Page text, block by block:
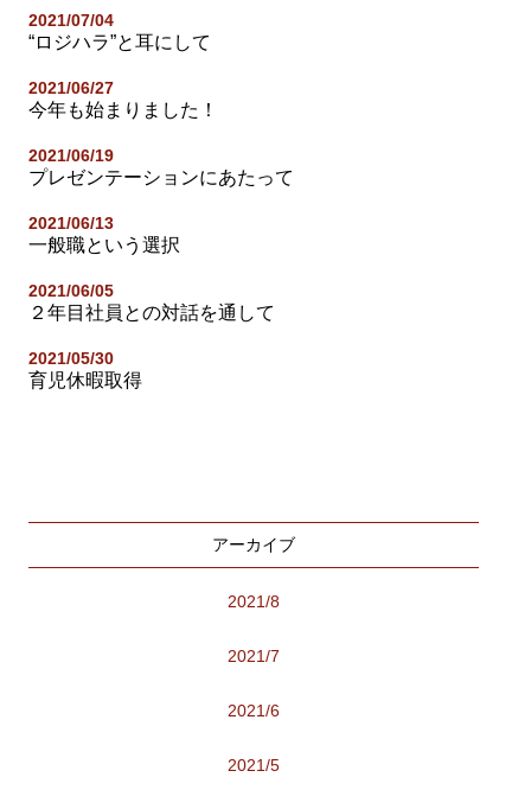
2021/07/04
“ロジハラ”と耳にして
2021/06/27
今年も始まりました！
2021/06/19
プレゼンテーションにあたって
2021/06/13
一般職という選択
2021/06/05
２年目社員との対話を通して
2021/05/30
育児休暇取得
アーカイブ
2021/8
2021/7
2021/6
2021/5